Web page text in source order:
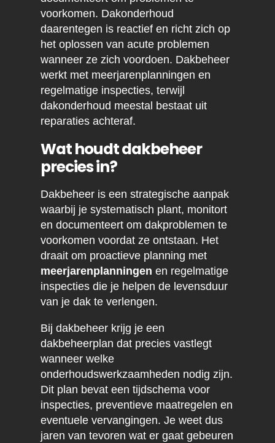
voorkomen. Dakonderhoud
daarentegen is reactief en richt zich op
het oplossen van acute problemen
wanneer ze zich voordoen. Dakbeheer
werkt met meerjarenplanningen en
regelmatige inspecties, terwijl
dakonderhoud meestal bestaat uit
reparaties achteraf.
Wat houdt dakbeheer
precies in?
Dakbeheer is een strategische aanpak
waarbij je systematisch plant, monitort
en documenteert om dakproblemen te
voorkomen voordat ze ontstaan. Het
draait om proactieve planning met
meerjarenplanningen en regelmatige
inspecties die je helpen de levensduur
van je dak te verlengen.
Bij dakbeheer krijg je een
dakbeheerplan dat precies vastlegt
wanneer welke
onderhoudswerkzaamheden nodig zijn.
Dit plan bevat een tijdschema voor
inspecties, preventieve maatregelen en
eventuele vervangingen. Je weet dus
jaren van tevoren wat er gaat gebeuren